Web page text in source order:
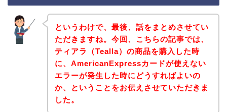
というわけで、最後、話をまとめさせてい
ただきますね。今回、こちらの記事では、
ティアラ（Tealla）の商品を購入した時
に、AmericanExpressカードが使えない
エラーが発生した時にどうすればよいの
か、ということをお伝えさせていただきま
した。